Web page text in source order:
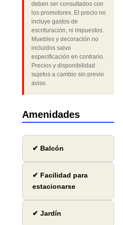
deben ser consultados con
los promotores. El precio no
incluye gastos de
escrituración, ni impuestos.
Muebles y decoración no
incluidos salvo
especificación en contrario.
Precios y disponibilidad
sujetos a cambio sin previo
aviso.
Amenidades
✔ Balcón
✔ Facilidad para
estacionarse
✔ Jardín